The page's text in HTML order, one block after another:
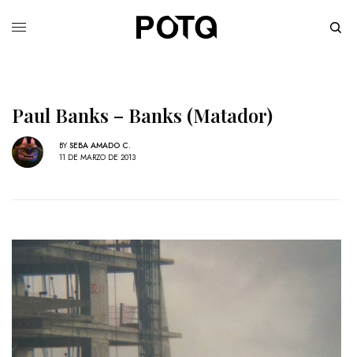
Paul Banks – Banks (Matador)
BY SEBA AMADO C.
11 DE MARZO DE 2013